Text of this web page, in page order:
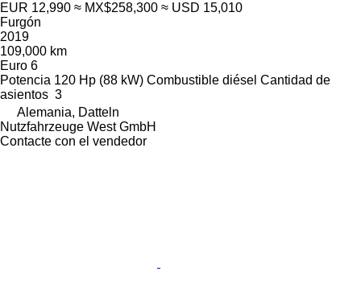
EUR 12,990 ≈ MX$258,300 ≈ USD 15,010
Furgón
2019
109,000 km
Euro 6
Potencia 120 Hp (88 kW) Combustible diésel Cantidad de
asientos 3
Alemania, Datteln
Nutzfahrzeuge West GmbH
Contacte con el vendedor